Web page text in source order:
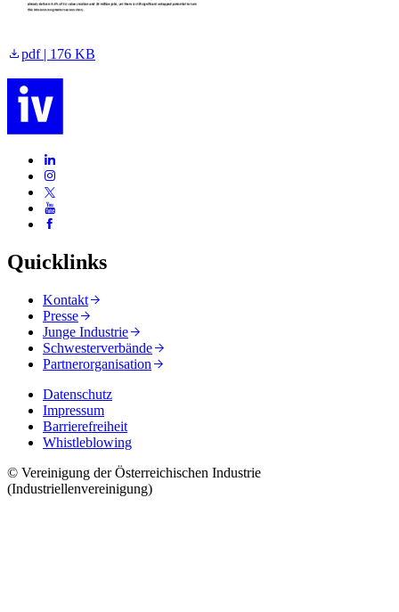
pdf | 176 KB
Quicklinks
Kontakt
Presse
Junge Industrie
Schwesterverbände
Partnerorganisation
Datenschutz
Impressum
Barrierefreiheit
Whistleblowing
© Vereinigung der Österreichischen Industrie
(Industriellenvereinigung)